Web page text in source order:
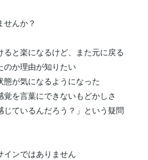
せんか？
ると楽になるけど、また元に戻る
のか理由が知りたい
態が気になるようになった
覚を言葉にできないもどかしさ
じているんだろう？」という疑問
インではありません